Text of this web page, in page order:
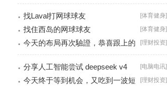
（第二十八
[体育健身]
找Laval打网球球友
[体育健身]
找住西岛的网球球友
[理财投资]
今天的布局再次驗證，恭喜跟上的
朋友！
[电脑电讯]
分享人工智能尝试 deepseek v4
falsh, 据说
[理财投资]
今天终于等到机会，又吃到一波短